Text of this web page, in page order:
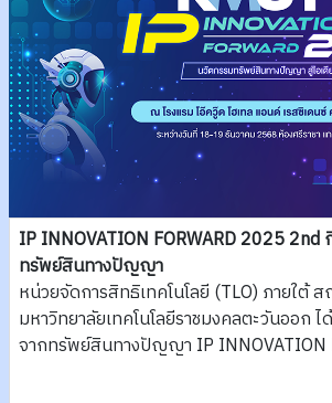
IP INNOVATION FORWARD 2025 2nd
ทรัพย์สินทางปัญญา
หน่วยจัดการสิทธิเทคโนโลยี (TLO) ภายใต้
มหาวิทยาลัยเทคโนโลยีราชมงคลตะวันออก
จากทรัพย์สินทางปัญญา IP INNOVATION